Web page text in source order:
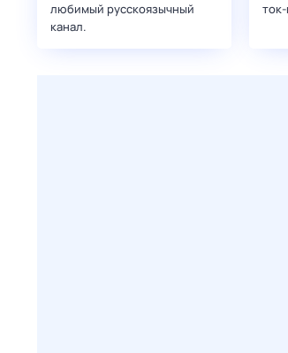
любимый русскоязычный
канал.